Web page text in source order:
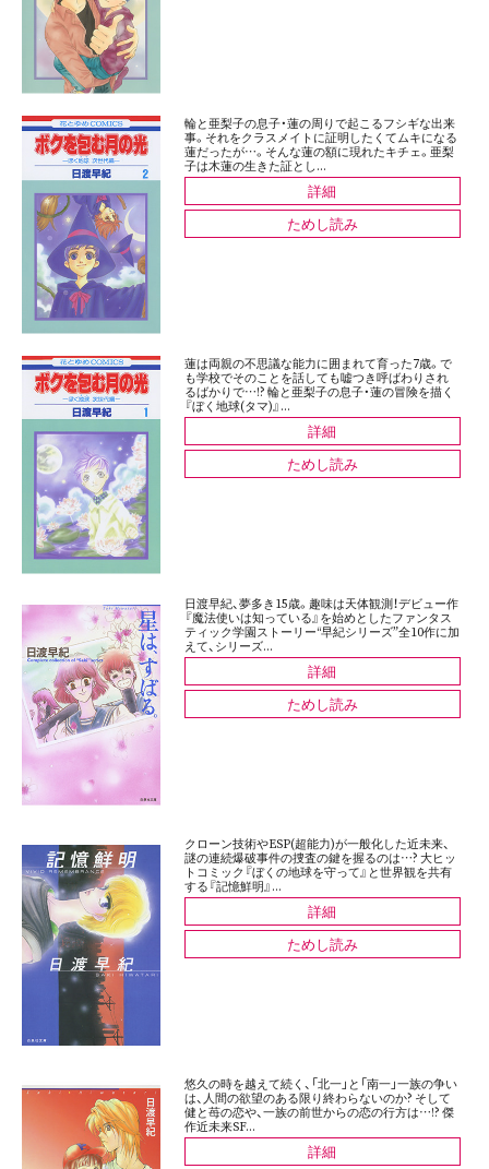
輪と亜梨子の息子・蓮の周りで起こるフシギな出来
事。それをクラスメイトに証明したくてムキになる
蓮だったが…。そんな蓮の額に現れたキチェ。亜梨
子は木蓮の生きた証とし...
詳細
ためし読み
蓮は両親の不思議な能力に囲まれて育った7歳。で
も学校でそのことを話しても嘘つき呼ばわりされ
るばかりで…!? 輪と亜梨子の息子・蓮の冒険を描く
『ぼく地球(タマ)』...
詳細
ためし読み
日渡早紀、夢多き15歳。趣味は天体観測！デビュー作
『魔法使いは知っている』を始めとしたファンタス
ティック学園ストーリー“早紀シリーズ”全10作に加
えて、シリーズ...
詳細
ためし読み
クローン技術やESP(超能力)が一般化した近未来、
謎の連続爆破事件の捜査の鍵を握るのは…? 大ヒッ
トコミック『ぼくの地球を守って』と世界観を共有
する『記憶鮮明』...
詳細
ためし読み
悠久の時を越えて続く、「北一」と「南一」一族の争い
は、人間の欲望のある限り終わらないのか? そして
健と苺の恋や、一族の前世からの恋の行方は…!? 傑
作近未来SF...
詳細